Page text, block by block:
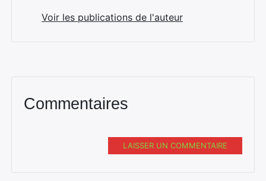
Voir les publications de l'auteur
Commentaires
LAISSER UN COMMENTAIRE